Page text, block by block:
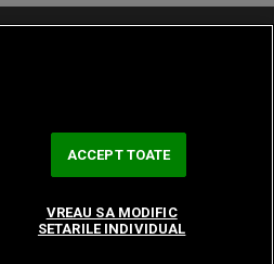
ACCEPT TOATE
VREAU SA MODIFIC
SETARILE INDIVIDUAL